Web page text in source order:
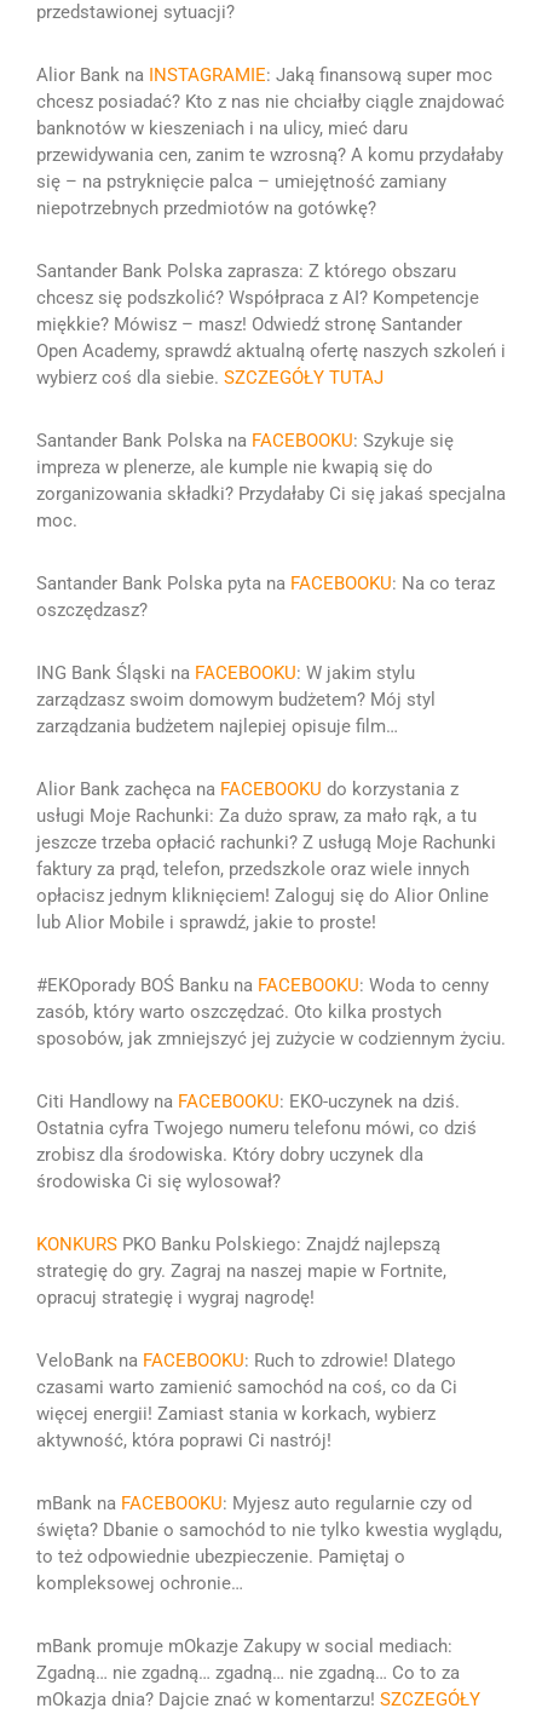
przedstawionej sytuacji?
Alior Bank na INSTAGRAMIE: Jaką finansową super moc
chcesz posiadać? Kto z nas nie chciałby ciągle znajdować
banknotów w kieszeniach i na ulicy, mieć daru
przewidywania cen, zanim te wzrosną? A komu przydałaby
się – na pstryknięcie palca – umiejętność zamiany
niepotrzebnych przedmiotów na gotówkę?
Santander Bank Polska zaprasza: Z którego obszaru
chcesz się podszkolić? Współpraca z AI? Kompetencje
miękkie? Mówisz – masz! Odwiedź stronę Santander
Open Academy, sprawdź aktualną ofertę naszych szkoleń i
wybierz coś dla siebie. SZCZEGÓŁY TUTAJ
Santander Bank Polska na FACEBOOKU: Szykuje się
impreza w plenerze, ale kumple nie kwapią się do
zorganizowania składki? Przydałaby Ci się jakaś specjalna
moc.
Santander Bank Polska pyta na FACEBOOKU: Na co teraz
oszczędzasz?
ING Bank Śląski na FACEBOOKU: W jakim stylu
zarządzasz swoim domowym budżetem? Mój styl
zarządzania budżetem najlepiej opisuje film…
Alior Bank zachęca na FACEBOOKU do korzystania z
usługi Moje Rachunki: Za dużo spraw, za mało rąk, a tu
jeszcze trzeba opłacić rachunki? Z usługą Moje Rachunki
faktury za prąd, telefon, przedszkole oraz wiele innych
opłacisz jednym kliknięciem! Zaloguj się do Alior Online
lub Alior Mobile i sprawdź, jakie to proste!
#EKOporady BOŚ Banku na FACEBOOKU: Woda to cenny
zasób, który warto oszczędzać. Oto kilka prostych
sposobów, jak zmniejszyć jej zużycie w codziennym życiu.
Citi Handlowy na FACEBOOKU: EKO-uczynek na dziś.
Ostatnia cyfra Twojego numeru telefonu mówi, co dziś
zrobisz dla środowiska. Który dobry uczynek dla
środowiska Ci się wylosował?
KONKURS PKO Banku Polskiego: Znajdź najlepszą
strategię do gry. Zagraj na naszej mapie w Fortnite,
opracuj strategię i wygraj nagrodę!
VeloBank na FACEBOOKU: Ruch to zdrowie! Dlatego
czasami warto zamienić samochód na coś, co da Ci
więcej energii! Zamiast stania w korkach, wybierz
aktywność, która poprawi Ci nastrój!
mBank na FACEBOOKU: Myjesz auto regularnie czy od
święta? Dbanie o samochód to nie tylko kwestia wyglądu,
to też odpowiednie ubezpieczenie. Pamiętaj o
kompleksowej ochronie…
mBank promuje mOkazje Zakupy w social mediach:
Zgadną… nie zgadną… zgadną… nie zgadną… Co to za
mOkazja dnia? Dajcie znać w komentarzu! SZCZEGÓŁY